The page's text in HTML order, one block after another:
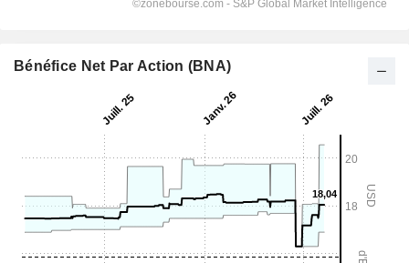
Bénéfice Net Par Action (BNA)